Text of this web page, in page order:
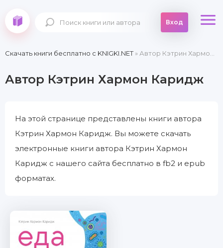
Вход
Скачать книги бесплатно c KNIGKI.NET» Автор Кэтрин Хармон Каридж
Автор Кэтрин Хармон Каридж
На этой странице представлены книги автора
Кэтрин Хармон Каридж. Вы можете скачать
электронные книги автора Кэтрин Хармон
Каридж с нашего сайта бесплатно в fb2 и epub
форматах.